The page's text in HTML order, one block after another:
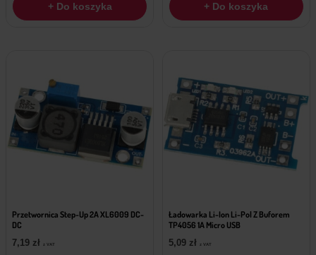
+ Do koszyka + Do koszyka
Przetwornica Step-Up 2A XL6009 DC-
DC
7,19 zł z VAT
Ładowarka Li-Ion Li-Pol Z Buforem
TP4056 1A Micro USB
5,09 zł z VAT